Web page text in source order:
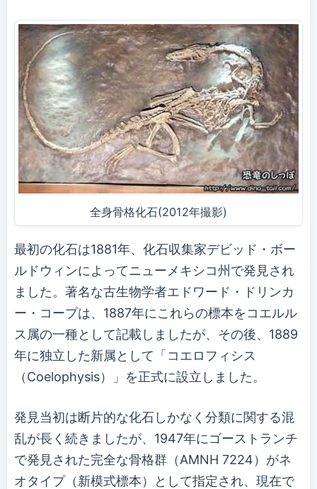
全身骨格化石(2012年撮影)
最初の化石は1881年、化石収集家デビッド・ボー
ルドウィンによってニューメキシコ州で発見され
ました。著名な古生物学者エドワード・ドリンカ
ー・コープは、1887年にこれらの標本をコエルル
ス属の一種として記載しましたが、その後、1889
年に独立した新属として「コエロフィシス
（Coelophysis）」を正式に設立しました。
発見当初は断片的な化石しかなく分類に関する混
乱が長く続きましたが、1947年にゴーストランチ
で発見された完全な骨格群（AMNH 7224）がネ
オタイプ（新模式標本）として指定され、現在で